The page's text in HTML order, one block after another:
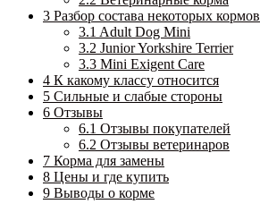
3 Разбор состава некоторых кормов
3.1 Adult Dog Mini
3.2 Junior Yorkshire Terrier
3.3 Mini Exigent Care
4 К какому классу относится
5 Сильные и слабые стороны
6 Отзывы
6.1 Отзывы покупателей
6.2 Отзывы ветеринаров
7 Корма для замены
8 Цены и где купить
9 Выводы о корме